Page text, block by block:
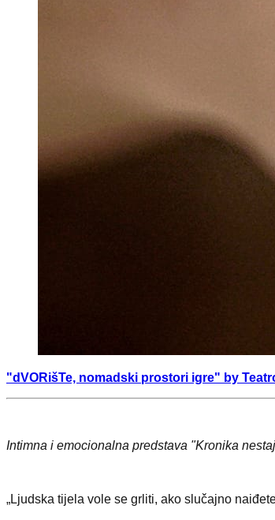
"dVORišTe, nomadski prostori igre" by
Intimna i emocionalna predstava "Kronika
„Ljudska tijela vole se grliti, ako slučajno